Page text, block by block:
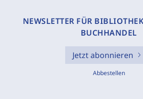
NEWSLETTER FÜR
BUCHHANDEL
Jetzt abonnieren
Abbestellen